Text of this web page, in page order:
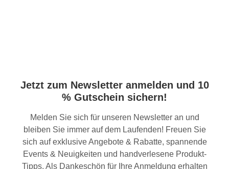
Jetzt zum Newsletter anmelden und 10
% Gutschein sichern!
Melden Sie sich für unseren Newsletter an und
bleiben Sie immer auf dem Laufenden! Freuen Sie
sich auf exklusive Angebote & Rabatte, spannende
Events & Neuigkeiten und handverlesene Produkt-
Tipps. Als Dankeschön für Ihre Anmeldung erhalten